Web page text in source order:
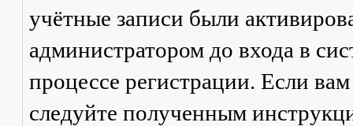
учётные записи были
администратором до входа в
процессе регистрации. Если
следуйте полученным